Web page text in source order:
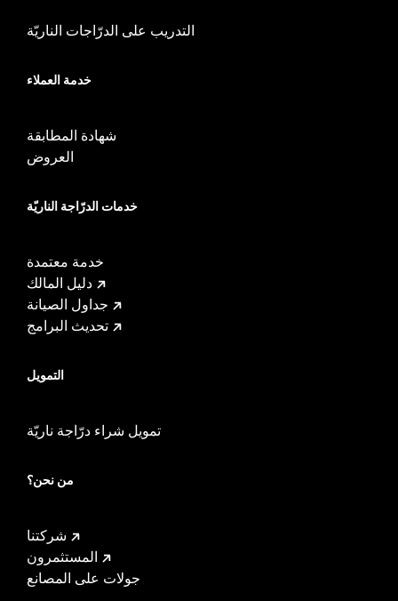
التدريب على الدرّاجات الناريّة
خدمة العملاء
شهادة المطابقة
العروض
خدمات الدرّاجة الناريّة
خدمة معتمدة
دليل المالك
جداول الصيانة
تحديث البرامج
التمويل
تمويل شراء درّاجة ناريّة
من نحن؟
شركتنا
المستثمرون
جولات على المصانع